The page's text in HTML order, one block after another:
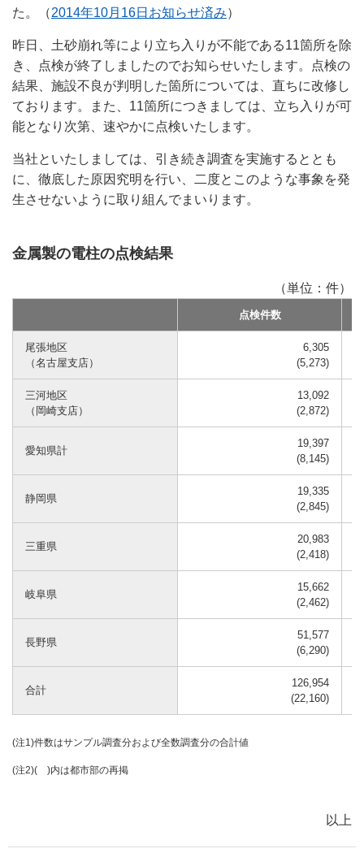
た。（2014年10月16日お知らせ済み）
昨日、土砂崩れ等により立ち入りが不能である11箇所を除
き、点検が終了しましたのでお知らせいたします。点検の
結果、施設不良が判明した箇所については、直ちに改修し
ております。また、11箇所につきましては、立ち入りが可
能となり次第、速やかに点検いたします。
当社といたしましては、引き続き調査を実施するととも
に、徹底した原因究明を行い、二度とこのような事象を発
生させないように取り組んでまいります。
金属製の電柱の点検結果
（単位：件）
点検件数
尾張地区
（名古屋支店）
6,305
(5,273)
三河地区
（岡崎支店）
13,092
(2,872)
愛知県計
19,397
(8,145)
静岡県
19,335
(2,845)
三重県
20,983
(2,418)
岐阜県
15,662
(2,462)
長野県
51,577
(6,290)
合計
126,954
(22,160)
(注1)件数はサンプル調査分および全数調査分の合計値
(注2)( )内は都市部の再掲
以上